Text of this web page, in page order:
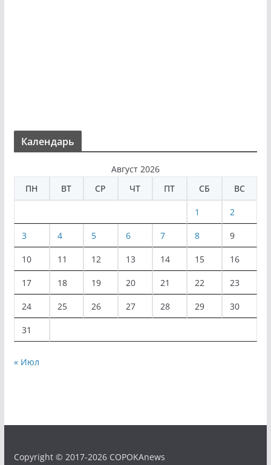
Календарь
Август 2026
ПН
ВТ СР ЧТ ПТ СБ ВС
1 2
3 4 5 6 7 8 9
10 11 12 13 14 15 16
17 18 19 20 21 22 23
24 25 26 27 28 29 30
31
« Июл
Copyright © 2017-2026 COPOKAnews